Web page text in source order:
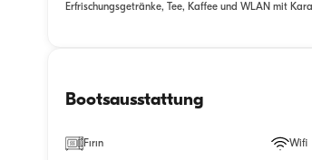
Erfrischungsgetränke, Tee, Kaffee und WLAN mit
Bootsausstattung
Fırın Wifi